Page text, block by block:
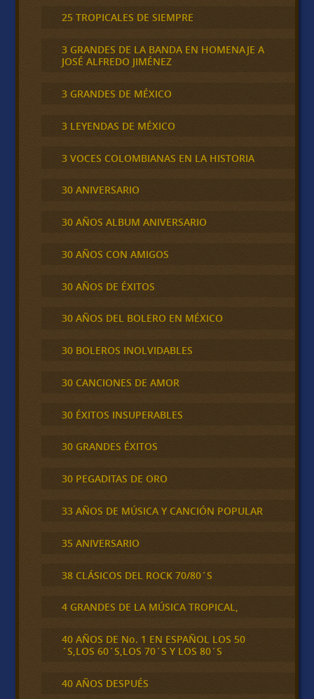
25 TROPICALES DE SIEMPRE
3 GRANDES DE LA BANDA EN HOMENAJE A
JOSÉ ALFREDO JIMÉNEZ
3 GRANDES DE MÉXICO
3 LEYENDAS DE MÉXICO
3 VOCES COLOMBIANAS EN LA HISTORIA
30 ANIVERSARIO
30 AÑOS ALBUM ANIVERSARIO
30 AÑOS CON AMIGOS
30 AÑOS DE ÉXITOS
30 AÑOS DEL BOLERO EN MÉXICO
30 BOLEROS INOLVIDABLES
30 CANCIONES DE AMOR
30 ÉXITOS INSUPERABLES
30 GRANDES ÉXITOS
30 PEGADITAS DE ORO
33 AÑOS DE MÚSICA Y CANCIÓN POPULAR
35 ANIVERSARIO
38 CLÁSICOS DEL ROCK 70/80´S
4 GRANDES DE LA MÚSICA TROPICAL,
40 AÑOS DE No. 1 EN ESPAÑOL LOS 50
´S,LOS 60´S,LOS 70´S Y LOS 80´S
40 AÑOS DESPUÉS